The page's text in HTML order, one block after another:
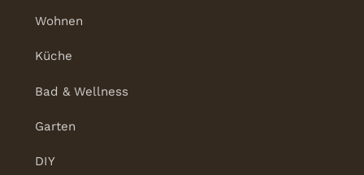
Wohnen
Küche
Bad & Wellness
Garten
DIY